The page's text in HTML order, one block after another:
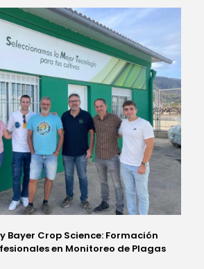
Bayer Crop Science: Formación
en Monitoreo de Plagas